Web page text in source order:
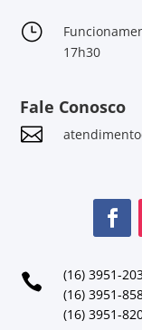
}
17h30
Fale Conosco


(16) 3951-
(16) 3951-
(16) 3951-